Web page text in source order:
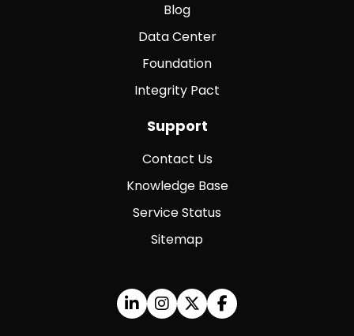
Blog
Data Center
Foundation
Integrity Pact
Support
Contact Us
Knowledge Base
Service Status
Sitemap